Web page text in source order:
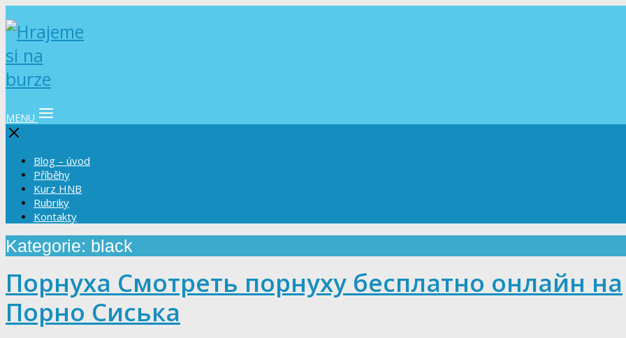
MENU
Blog – úvod
Příběhy
Kurz HNB
Rubriky
Kontakty
Kategorie: black
Порнуха Смотреть порнуху бесплатно онлайн на
Порно Сиська